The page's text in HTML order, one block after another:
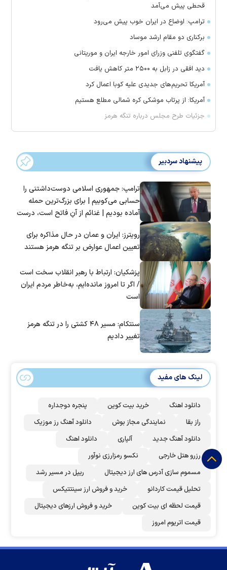
قحطی پیش می‌آمد
ترامپ: اوضاع در ایران خوب پیش می‌رود
برکناری دو مقام ارشد موساد
گفتگوی تلفنی وزرای امور خارجه ایران و موریتانی
دید افقی در زابل به ۲۵۰۰ متر کاهش یافت
آمریکا تحریم‌های جدیدی علیه کوبا اعمال کرد
آمریکا: از پرتاب موشکی کره شمالی مطلع هستیم
جزئیات طرح مجلس درباره تنگه هرمز
پیشنهاد سردبیر
ترامپ: جمهوری اسلامی دوست‌داشتنی را
حسابی می‌کوبیم | برای بزرگ‌ترین حمله
آماده بودیم | غنائم از آنِ فاتح است، درست
رویترز: ایران و عمان در حال مذاکره برای
تعیین اعمال عوارض بر تنگه هرمز هستند
پزشکیان: ارتباط با رهبر انقلاب سخت است
/ اگر تا امروز مانده‌ایم، به‌خاطر مردم ایران
است
سنتکام: مسیر ۴۸ کشتی را در تنگه هرمز
تغییر دادیم
لینک های مفید
دانلود اهنگ خرید بیت کوین
پنجره دوجداره
راز بقا
نمایندگی مجاز بوش
دانلود آهنگ رز‌ موزیک
دانلود آهنگ جدید
آلپاری
دانلود اهنگ
رزرو هتل خارجی
نکسو رمزارزی نوآور
مسموم سازی آدرس های ارز دیجیتال
ریپل در مسیر رشد
تحلیل قیمت کاردانو
خرید و فروش ارز سینتتیکس
قیمت لحظه ای بیت کوین
خرید و فروش ارزهای دیجیتال
قیمت اتریوم امروز